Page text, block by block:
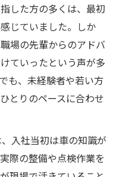
した方の多くは、最初
じていました。しか
場の先輩からのアドバ
ていったという声が多
も、未経験者や若い方
とりのペースに合わせ
入社当初は車の知識が
際の整備や点検作業を